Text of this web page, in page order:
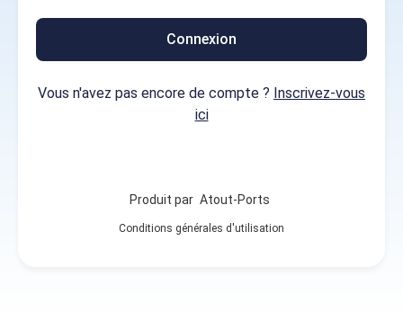
Connexion
Vous n'avez pas encore de compte ? Inscrivez-vous
ici
Produit par Atout-Ports
Conditions générales d'utilisation